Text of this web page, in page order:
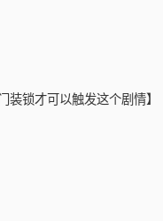
锁才可以触发这个剧情】